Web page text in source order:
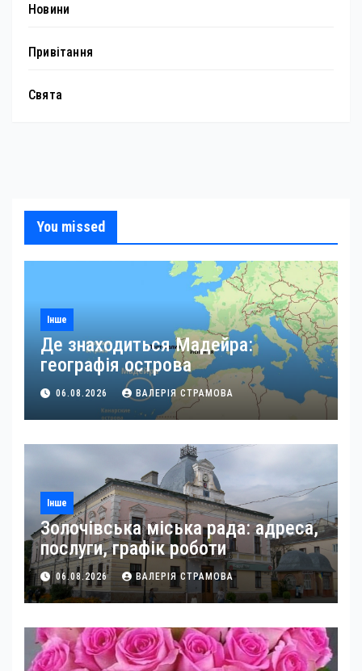
Новини
Привітання
Свята
You missed
Інше
Де знаходиться Мадейра:
географія острова
06.08.2026 ВАЛЕРІЯ СТРАМОВА
Інше
Золочівська міська рада: адреса,
послуги, графік роботи
06.08.2026 ВАЛЕРІЯ СТРАМОВА